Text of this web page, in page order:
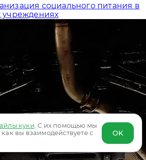
социального питания в
учреждениях
куки . С их помощью мы
вы взаимодействуете с
OK